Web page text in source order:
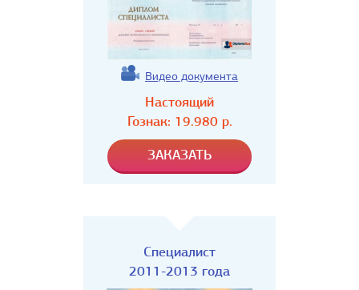
Видео документа
Настоящий
Гознак: 19.980р.
Специалист
2011-2013 года